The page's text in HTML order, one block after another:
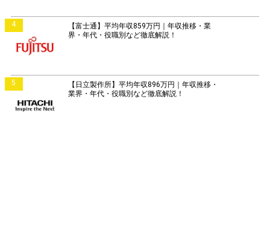
4
【富士通】平均年収859万円｜年収推移・業
界・年代・役職別など徹底解説！
5
【日立製作所】平均年収896万円｜年収推移・
業界・年代・役職別など徹底解説！